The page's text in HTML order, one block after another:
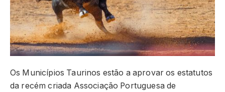
Os Municípios Taurinos estão a aprovar os estatutos
da recém criada Associação Portuguesa de